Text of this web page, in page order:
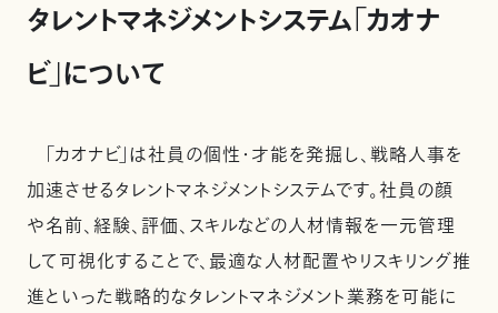
タレントマネジメントシステム「カオナ
ビ」について
「カオナビ」は社員の個性・才能を発掘し、戦略人事を
加速させるタレントマネジメントシステムです。社員の顔
や名前、経験、評価、スキルなどの人材情報を一元管理
して可視化することで、最適な人材配置やリスキリング推
進といった戦略的なタレントマネジメント業務を可能に